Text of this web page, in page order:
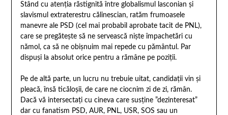
Stând cu atenția răstignită între globalismul lasconian și
slavismul extraterestru călinescian, ratăm frumoasele
manevre ale PSD (cel mai probabil aprobate tacit de PNL),
care se pregătește să ne servească niște împachetări cu
nămol, ca să ne obișnuim mai repede cu pământul. Par
dispuși la absolut orice pentru a rămâne pe poziții.
Pe de altă parte, un lucru nu trebuie uitat, candidații vin și
pleacă, însă ticăloșii, de care ne ciocnim zi de zi, rămân.
Dacă vă intersectați cu cineva care susține ”dezinteresat”
dar cu fanatism PSD, AUR, PNL, USR, SOS sau un